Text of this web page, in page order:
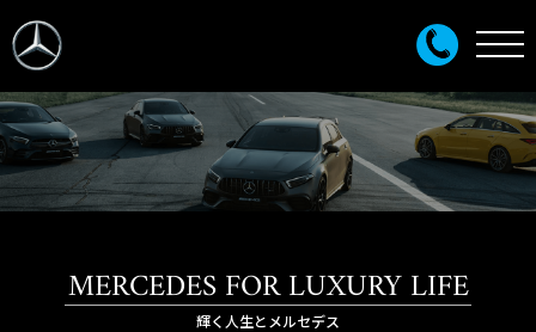
MERCEDES FOR LUXURY LIFE
輝く人生とメルセデス